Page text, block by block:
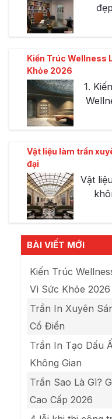
Kiến Trúc Wellness
Khỏe 2026
1.
Vật liệu làm trần
đại
Vật
BÀI VIẾT MỚI
Kiến Trúc
Vì Sức Khỏe 2026
Trần In Xuyên
Cổ Điển
Trần In Tạo Dấu
Không Gian
Trần Sao Là Gì?
Cao Cấp 2026